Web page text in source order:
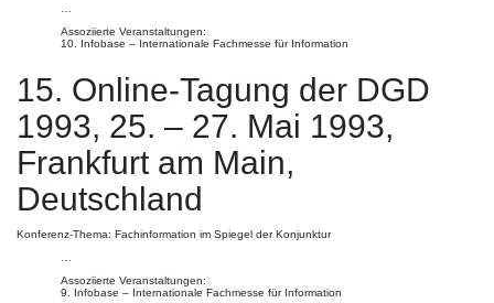
Assoziierte Veranstaltungen:
10. Infobase – Internationale Fachmesse für Information
15. Online-Tagung der DGD
1993, 25. – 27. Mai 1993,
Frankfurt am Main,
Deutschland
Konferenz-Thema: Fachinformation im Spiegel der Konjunktur
Assoziierte Veranstaltungen:
9. Infobase – Internationale Fachmesse für Information